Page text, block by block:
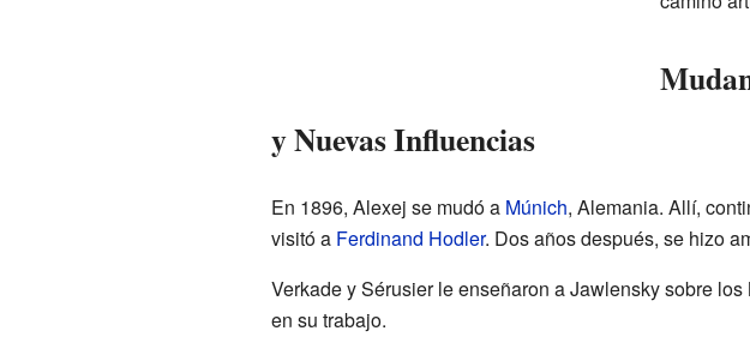
y Nuevas Influencias
En 1896, Alexej se mudó a Múnich, Alemania. Allí,
visitó a Ferdinand Hodler. Dos años después, se hizo
Verkade y Sérusier le enseñaron a Jawlensky sobre
en su trabajo.